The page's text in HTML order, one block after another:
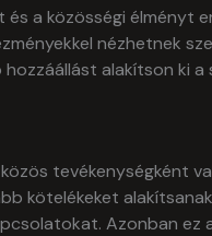
a közösségi élményt
nézhetnek
alakítson ki a
tevékenységként
kötelékeket
Azonban ez